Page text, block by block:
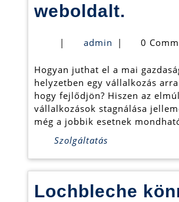
weboldalt.
a
| admin admin
| 0
Hogyan juthat el a mai
helyzetben egy vállalkozás
hogy fejlődjön? Hiszen az
vállalkozások stagnálása
még a jobbik esetnek
Szolgáltatás
Lochbleche